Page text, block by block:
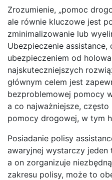
Zrozumienie, „pomoc
ale równie kluczowe jest
zminimalizowanie lub
Ubezpieczenie
ubezpieczeniem od
najskuteczniejszych
głównym celem jest
bezproblemowej pomocy
a co najważniejsze, często
pomocy drogowej, w tym
Posiadanie polisy
awaryjnej wystarczy
a on zorganizuje
zakresu polisy, może to